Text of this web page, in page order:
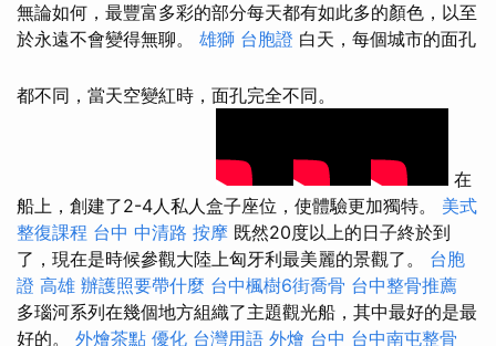
無論如何，最豐富多彩的部分每天都有如此多的顏色，以至
於永遠不會變得無聊。 雄獅 台胞證 白天，每個城市的面孔
都不同，當天空變紅時，面孔完全不同。
在
船上，創建了2-4人私人盒子座位，使體驗更加獨特。 美式
整復課程 台中 中清路 按摩 既然20度以上的日子終於到
了，現在是時候參觀大陸上匈牙利最美麗的景觀了。 台胞
證 高雄 辦護照要帶什麼 台中楓樹6街喬骨 台中整骨推薦
多瑙河系列在幾個地方組織了主題觀光船，其中最好的是最
好的。 外燴茶點 優化 台灣用語 外燴 台中 台中南屯整骨